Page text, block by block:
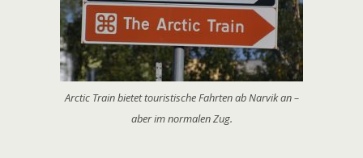
Arctic Train bietet touristische Fahrten ab Narvik an –
aber im normalen Zug.